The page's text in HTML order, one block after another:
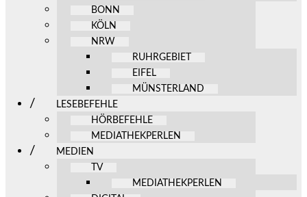
BONN
KÖLN
NRW
RUHRGEBIET
EIFEL
MÜNSTERLAND
LESEBEFEHLE
HÖRBEFEHLE
MEDIATHEKPERLEN
MEDIEN
TV
MEDIATHEKPERLEN